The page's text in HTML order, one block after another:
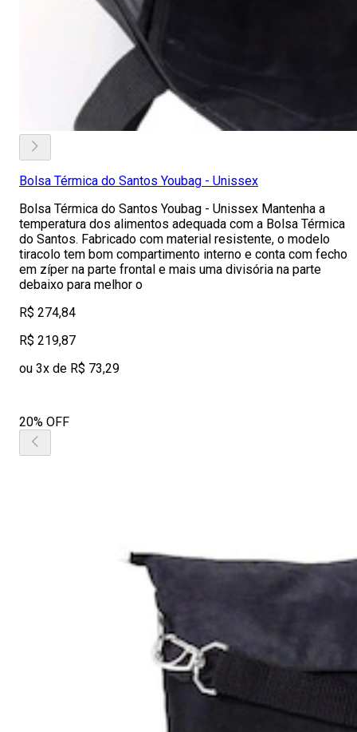
Bolsa Térmica do Santos Youbag - Unissex
Bolsa Térmica do Santos Youbag - Unissex Mantenha a
temperatura dos alimentos adequada com a Bolsa Térmica
do Santos. Fabricado com material resistente, o modelo
tiracolo tem bom compartimento interno e conta com fecho
em zíper na parte frontal e mais uma divisória na parte
debaixo para melhor o
R$ 274,84
R$ 219,87
ou 3x de R$ 73,29
20% OFF